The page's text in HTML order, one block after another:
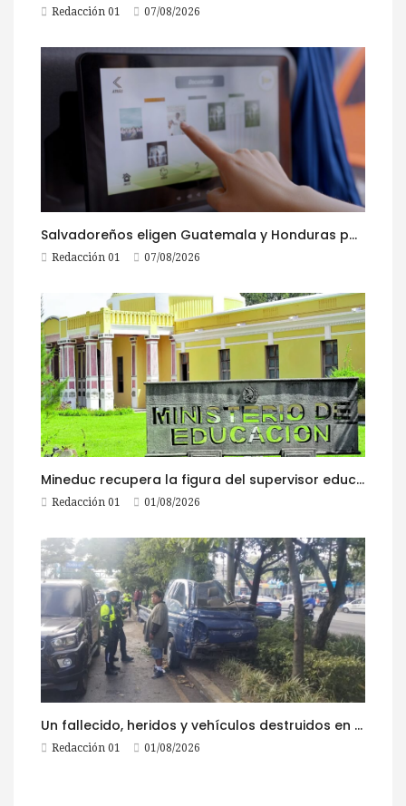
Redacción 01 07/08/2026
Salvadoreños eligen Guatemala y Honduras para viajar durante las Fiestas Agostinas
Redacción 01 07/08/2026
Mineduc recupera la figura del supervisor educativo con 968 plazas
Redacción 01 01/08/2026
Un fallecido, heridos y vehículos destruidos en accidentes registrados este 1 de agosto
Redacción 01 01/08/2026